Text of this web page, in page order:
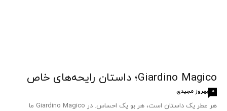
Giardino Magico؛ داستان رایحه‌های خاص
بهروز مجیدی 0
هر عطر یک داستان است، هر بو یک احساس. در Giardino Magico ما